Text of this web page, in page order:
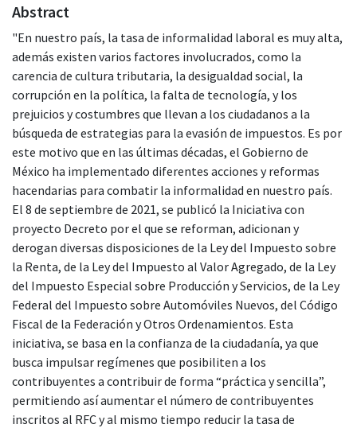
Abstract
"En nuestro país, la tasa de informalidad laboral es muy alta,
además existen varios factores involucrados, como la
carencia de cultura tributaria, la desigualdad social, la
corrupción en la política, la falta de tecnología, y los
prejuicios y costumbres que llevan a los ciudadanos a la
búsqueda de estrategias para la evasión de impuestos. Es por
este motivo que en las últimas décadas, el Gobierno de
México ha implementado diferentes acciones y reformas
hacendarias para combatir la informalidad en nuestro país.
El 8 de septiembre de 2021, se publicó la Iniciativa con
proyecto Decreto por el que se reforman, adicionan y
derogan diversas disposiciones de la Ley del Impuesto sobre
la Renta, de la Ley del Impuesto al Valor Agregado, de la Ley
del Impuesto Especial sobre Producción y Servicios, de la Ley
Federal del Impuesto sobre Automóviles Nuevos, del Código
Fiscal de la Federación y Otros Ordenamientos. Esta
iniciativa, se basa en la confianza de la ciudadanía, ya que
busca impulsar regímenes que posibiliten a los
contribuyentes a contribuir de forma “práctica y sencilla”,
permitiendo así aumentar el número de contribuyentes
inscritos al RFC y al mismo tiempo reducir la tasa de